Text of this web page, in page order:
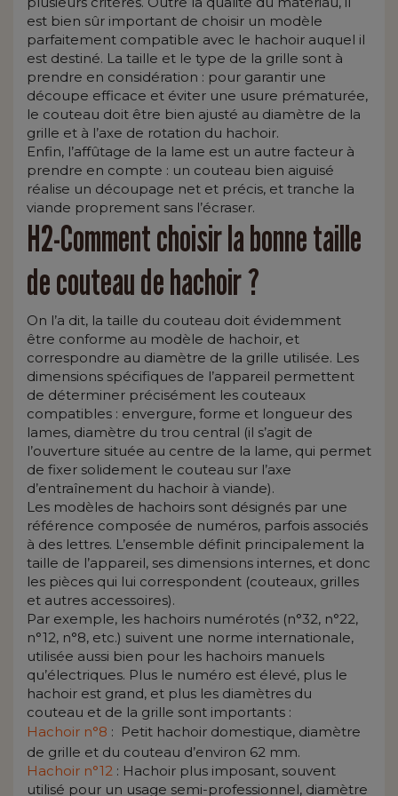
est bien sûr important de choisir un modèle
parfaitement compatible avec le hachoir auquel il
est destiné. La taille et le type de la grille sont à
prendre en considération : pour garantir une
découpe efficace et éviter une usure prématurée,
le couteau doit être bien ajusté au diamètre de la
grille et à l’axe de rotation du hachoir.
Enfin, l’affûtage de la lame est un autre facteur à
prendre en compte : un couteau bien aiguisé
réalise un découpage net et précis, et tranche la
viande proprement sans l’écraser.
H2-Comment choisir la bonne taille
de couteau de hachoir ?
On l’a dit, la taille du couteau doit évidemment
être conforme au modèle de hachoir, et
correspondre au diamètre de la grille utilisée. Les
dimensions spécifiques de l’appareil permettent
de déterminer précisément les couteaux
compatibles : envergure, forme et longueur des
lames, diamètre du trou central (il s’agit de
l’ouverture située au centre de la lame, qui permet
de fixer solidement le couteau sur l’axe
d’entraînement du hachoir à viande).
Les modèles de hachoirs sont désignés par une
référence composée de numéros, parfois associés
à des lettres. L’ensemble définit principalement la
taille de l’appareil, ses dimensions internes, et donc
les pièces qui lui correspondent (couteaux, grilles
et autres accessoires).
Par exemple, les hachoirs numérotés (n°32, n°22,
n°12, n°8, etc.) suivent une norme internationale,
utilisée aussi bien pour les hachoirs manuels
qu’électriques. Plus le numéro est élevé, plus le
hachoir est grand, et plus les diamètres du
couteau et de la grille sont importants :
Hachoir n°8 : Petit hachoir domestique, diamètre
de grille et du couteau d’environ 62 mm.
Hachoir n°12 : Hachoir plus imposant, souvent
utilisé pour un usage semi-professionnel, diamètre